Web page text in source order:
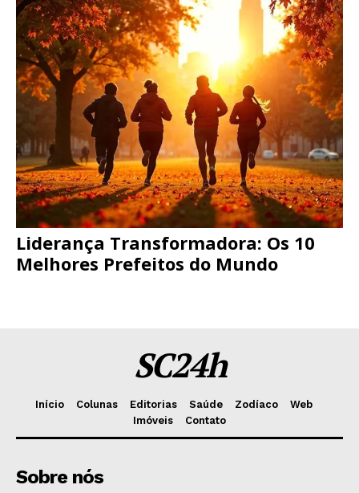
Liderança Transformadora: Os 10
Melhores Prefeitos do Mundo
SC24h
Início Colunas Editorias Saúde Zodíaco
Web
Imóveis
Contato
Sobre nós